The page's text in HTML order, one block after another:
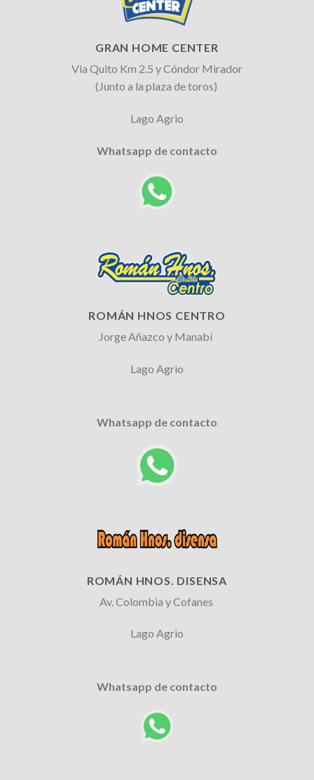
GRAN HOME CENTER
Via Quito Km 2.5 y Cóndor Mirador
(Junto a la plaza de toros)
Lago Agrio
Whatsapp de contacto
ROMÁN HNOS CENTRO
Jorge Añazco y Manabí
Lago Agrio
Whatsapp de contacto
ROMÁN HNOS. DISENSA
Av. Colombia y Cofanes
Lago Agrio
Whatsapp de contacto